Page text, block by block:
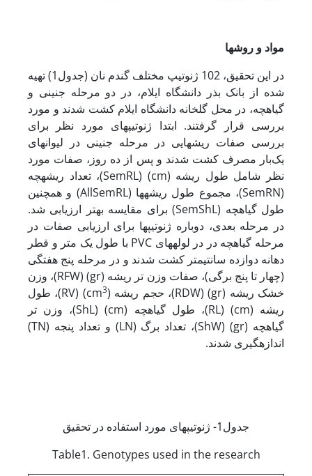
مواد و روش­ها
در این تحقیق، 102 ژنوتیپ مختلف گندم نان (جدول1) تهیه
شده از بانک بذر دانشگاه ایلام، در دو مرحله جنینی و
گیاهچه، در محل گلخانه دانشگاه ایلام کشت شدند و مورد
بررسی قرار گرفتند. ابتدا ژنوتیپ­های مورد نظر برای
بررسی صفات ریشه­ایی در مرحله جنینی در لیوان­های
یک‌بار مصرف کشت شدند و پس از ده روز، صفات مورد
نظر شامل طول ریشه (cm) (SemRL)، تعداد ریشه­چه
(SemRN)، مجموع طول ریشه­ها (AllSemRL) و همچنین
طول گیاهچه (SemShL) برای مقایسه بهتر ارزیابی شد.
در مرحله بعدی، دوباره ژنوتیپ­ها برای ارزیابی صفات در
مرحله گیاهچه در در لوله­های PVC با طول یک متر و قطر
دهانه دوازده سانتی­متر کشت شدند و در مرحله پنج هفتگی
(چهار تا پنج برگی)، صفات وزن تر ریشه (gr) (RFW)، وزن
خشک ریشه (gr) (RDW)، حجم ریشه (cm
3
) (RV)، طول
ریشه (cm) (RL)، طول گیاهچه (cm) (ShL)، وزن تر
گیاهچه (gr) (ShW)، تعداد برگ (LN) و تعداد پنجه (TN)
اندازه­گیری شدند.
جدول1- ژنوتیپ­های مورد استفاده در تحقیق
Table1. Genotypes used in the research